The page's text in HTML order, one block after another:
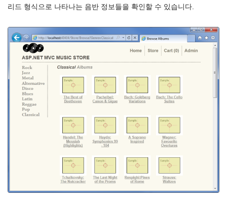
리드 형식으로 나타나는 음반 정보들을 확인할 수 있습니다.